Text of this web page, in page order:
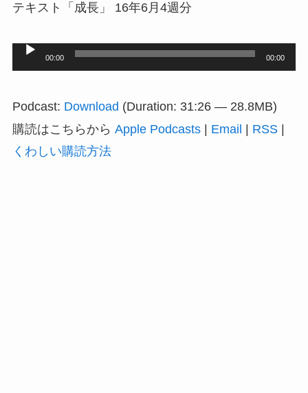
テキスト「成長」 16年6月4週分
レ
ー
00:00 00:00
Podcast: Download (Duration: 31:26 — 28.8MB)
購読はこちらから Apple Podcasts| Email | RSS|
くわしい購読方法